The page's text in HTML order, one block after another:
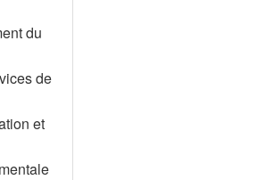
du
de
et